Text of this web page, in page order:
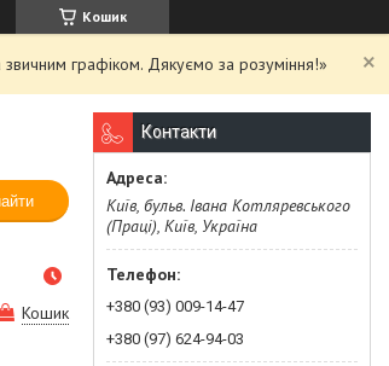
Кошик
графіком. Дякуємо за розуміння!»
Кошик
Контакти
Київ, бульв. Івана Котляревського
(Праці), Київ, Україна
+380 (93) 009-14-47
+380 (97) 624-94-03